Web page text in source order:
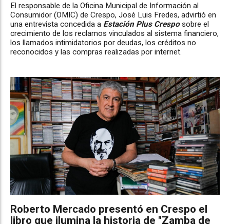
El responsable de la Oficina Municipal de Información al
Consumidor (OMIC) de Crespo, José Luis Fredes, advirtió en
una entrevista concedida a Estación Plus Cresposobre el
crecimiento de los reclamos vinculados al sistema financiero,
los llamados intimidatorios por deudas, los créditos no
reconocidos y las compras realizadas por internet.
Roberto Mercado presentó en Crespo el
libro que ilumina la historia de "Zamba de